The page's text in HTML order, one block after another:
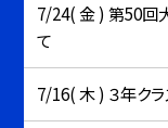
7/24( 金 ) 第50回
て
7/16( 木 ) ３年クラ